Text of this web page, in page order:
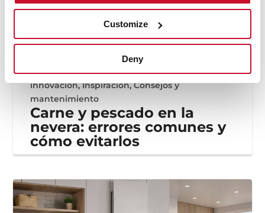
Customize
Deny
Ahorro y eficiencia,Uso,Electrodomésticos e
innovación,Inspiración,Consejos y
mantenimiento
Carne y pescado en la
nevera: errores comunes y
cómo evitarlos